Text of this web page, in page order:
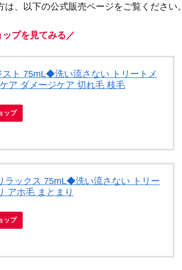
、以下の公式販売ページをご覧ください。
プを見てみる／
ト 75mL◆洗い流さない トリートメ
ア ダメージケア 切れ毛 枝毛
ップ
ラックス 75mL◆洗い流さない トリー
アホ毛 まとまり
ップ